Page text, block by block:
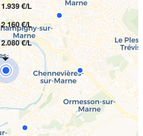
1.939 €/L
2.160 €/L
2.080 €/L